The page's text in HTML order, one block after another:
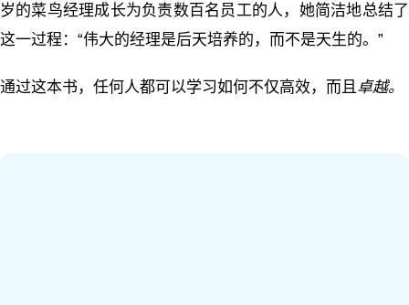
岁的菜鸟经理成长为负责数百名员工的人，她简洁地总结了
这一过程：“伟大的经理是后天培养的，而不是天生的。”
通过这本书，任何人都可以学习如何不仅高效，而且 卓越。